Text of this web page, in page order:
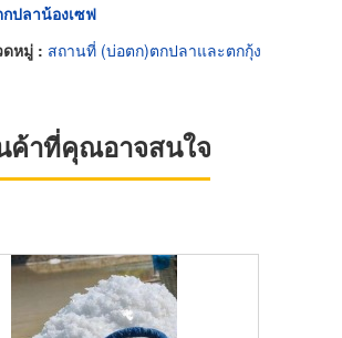
ปลาน้องเซฟ
หมู่ : สถานที่ (บ่อตก)ตกปลาและตกกุ้ง
ค้าที่คุณอาจสนใจ